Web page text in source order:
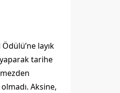
layık
tarihe
Aksine,